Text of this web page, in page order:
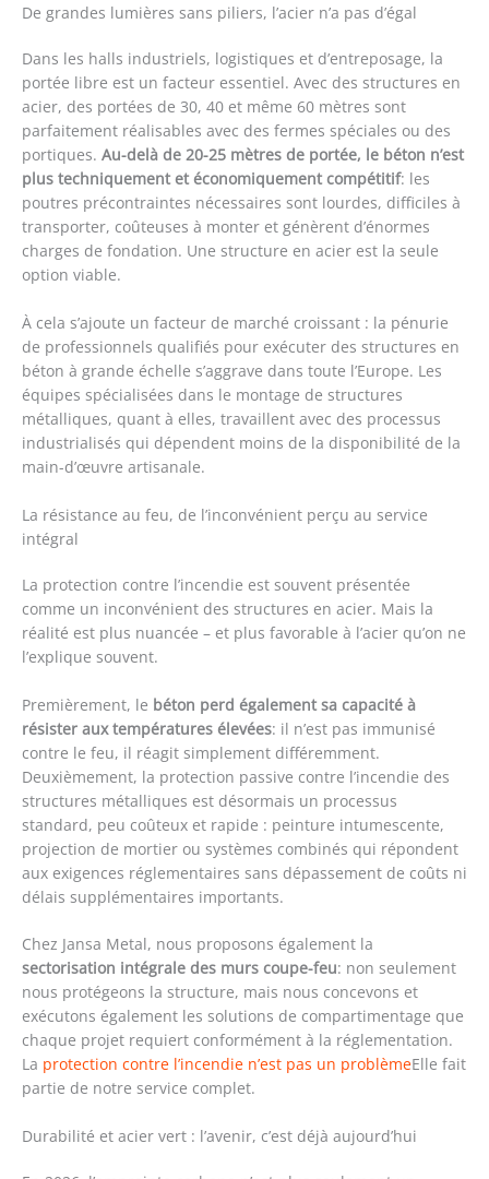
De grandes lumières sans piliers, l’acier n’a pas d’égal
Dans les halls industriels, logistiques et d’entreposage, la
portée libre est un facteur essentiel. Avec des structures en
acier, des portées de 30, 40 et même 60 mètres sont
parfaitement réalisables avec des fermes spéciales ou des
portiques. Au-delà de 20-25 mètres de portée, le béton n’est
plus techniquement et économiquement compétitif: les
poutres précontraintes nécessaires sont lourdes, difficiles à
transporter, coûteuses à monter et génèrent d’énormes
charges de fondation. Une structure en acier est la seule
option viable.
À cela s’ajoute un facteur de marché croissant : la pénurie
de professionnels qualifiés pour exécuter des structures en
béton à grande échelle s’aggrave dans toute l’Europe. Les
équipes spécialisées dans le montage de structures
métalliques, quant à elles, travaillent avec des processus
industrialisés qui dépendent moins de la disponibilité de la
main-d’œuvre artisanale.
La résistance au feu, de l’inconvénient perçu au service
intégral
La protection contre l’incendie est souvent présentée
comme un inconvénient des structures en acier. Mais la
réalité est plus nuancée – et plus favorable à l’acier qu’on ne
l’explique souvent.
Premièrement, le béton perd également sa capacité à
résister aux températures élevées: il n’est pas immunisé
contre le feu, il réagit simplement différemment.
Deuxièmement, la protection passive contre l’incendie des
structures métalliques est désormais un processus
standard, peu coûteux et rapide : peinture intumescente,
projection de mortier ou systèmes combinés qui répondent
aux exigences réglementaires sans dépassement de coûts ni
délais supplémentaires importants.
Chez Jansa Metal, nous proposons également la
sectorisation intégrale des murs coupe-feu: non seulement
nous protégeons la structure, mais nous concevons et
exécutons également les solutions de compartimentage que
chaque projet requiert conformément à la réglementation.
La protection contre l’incendie n’est pas un problèmeElle fait
partie de notre service complet.
Durabilité et acier vert : l’avenir, c’est déjà aujourd’hui